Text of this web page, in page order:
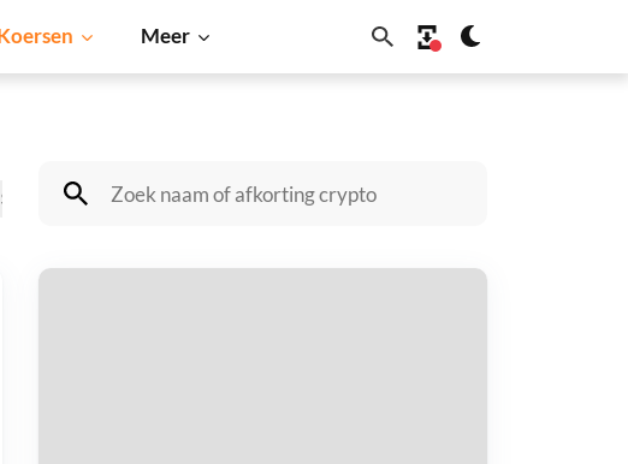
Meer
Shiba Inu Dogecoin Solana BNB